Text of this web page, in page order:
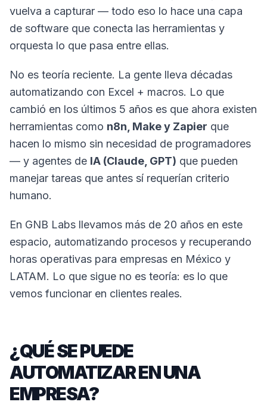
vuelva a capturar — todo eso lo hace una capa
de software que conecta las herramientas y
orquesta lo que pasa entre ellas.
No es teoría reciente. La gente lleva décadas
automatizando con Excel + macros. Lo que
cambió en los últimos 5 años es que ahora existen
herramientas como n8n, Make y Zapier que
hacen lo mismo sin necesidad de programadores
— y agentes de IA (Claude, GPT) que pueden
manejar tareas que antes sí requerían criterio
humano.
En GNB Labs llevamos más de 20 años en este
espacio, automatizando procesos y recuperando
horas operativas para empresas en México y
LATAM. Lo que sigue no es teoría: es lo que
vemos funcionar en clientes reales.
¿QUÉ SE PUEDE
AUTOMATIZAR EN UNA
EMPRESA?